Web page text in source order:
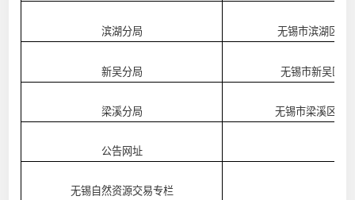
滨湖分局 无锡市滨湖区青
新吴分局 无锡市新吴区龙
梁溪分局 无锡市梁溪区学
公告网址
无锡自然资源交易专栏